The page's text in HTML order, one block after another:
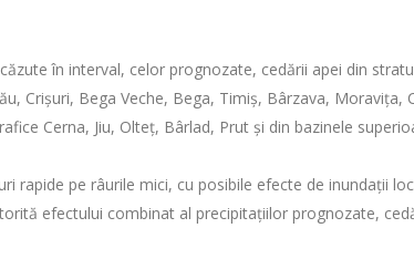
în interval, celor prognozate, cedării apei din
Crișuri, Bega Veche, Bega, Timiș, Bârzava, Moravița,
Cerna, Jiu, Olteț, Bârlad, Prut și din bazinele
rapide pe râurile mici, cu posibile efecte de inundații
efectului combinat al precipitațiilor prognozate,